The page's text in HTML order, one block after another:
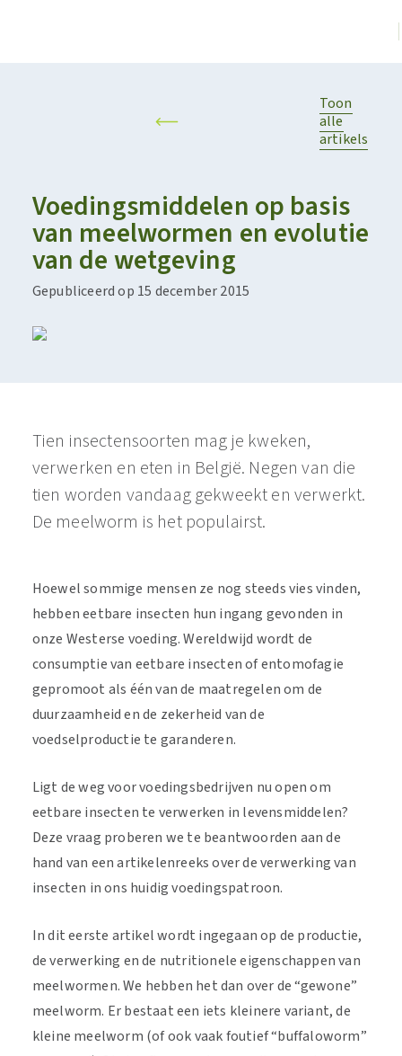
Toon
alle
artikels
Voedingsmiddelen op basis
van meelwormen en evolutie
van de wetgeving
Gepubliceerd op 15 december 2015
Tien insectensoorten mag je kweken,
verwerken en eten in België. Negen van die
tien worden vandaag gekweekt en verwerkt.
De meelworm is het populairst.
Hoewel sommige mensen ze nog steeds vies vinden,
hebben eetbare insecten hun ingang gevonden in
onze Westerse voeding. Wereldwijd wordt de
consumptie van eetbare insecten of entomofagie
gepromoot als één van de maatregelen om de
duurzaamheid en de zekerheid van de
voedselproductie te garanderen.
Ligt de weg voor voedingsbedrijven nu open om
eetbare insecten te verwerken in levensmiddelen?
Deze vraag proberen we te beantwoorden aan de
hand van een artikelenreeks over de verwerking van
insecten in ons huidig voedingspatroon.
In dit eerste artikel wordt ingegaan op de productie,
de verwerking en de nutritionele eigenschappen van
meelwormen. We hebben het dan over de “gewone”
meelworm. Er bestaat een iets kleinere variant, de
kleine meelworm (of ook vaak foutief “buffaloworm”